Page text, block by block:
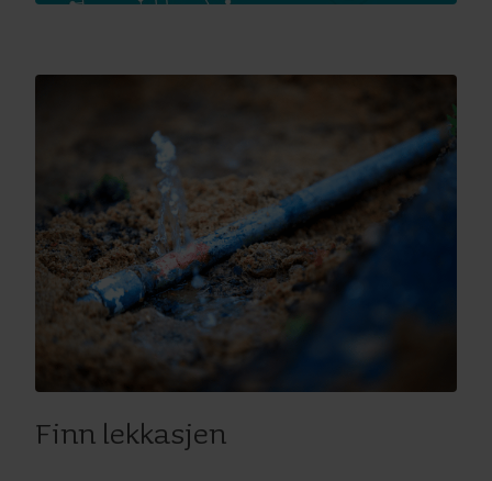
Finn lekkasjen